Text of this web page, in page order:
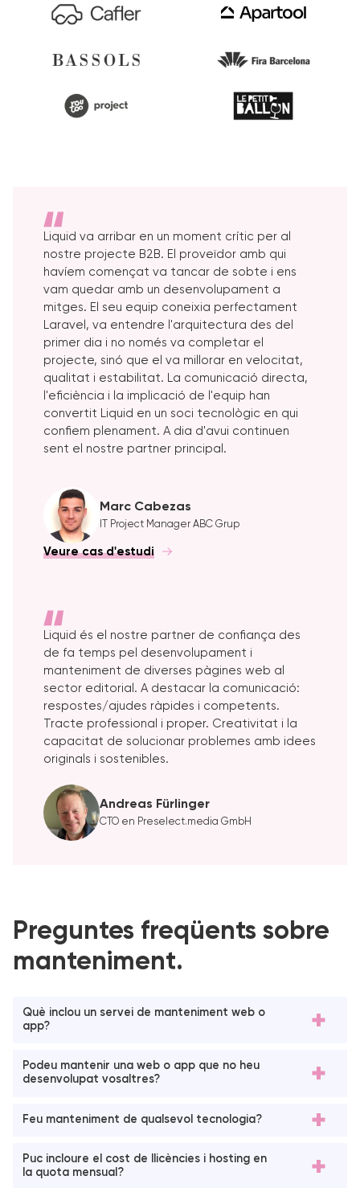
Liquid va arribar en un moment crític per al
nostre projecte B2B. El proveïdor amb qui
havíem començat va tancar de sobte i ens
vam quedar amb un desenvolupament a
mitges. El seu equip coneixia perfectament
Laravel, va entendre l'arquitectura des del
primer dia i no només va completar el
projecte, sinó que el va millorar en velocitat,
qualitat i estabilitat. La comunicació directa,
l'eficiència i la implicació de l'equip han
convertit Liquid en un soci tecnològic en qui
confiem plenament. A dia d'avui continuen
sent el nostre partner principal.
Marc Cabezas
IT Project Manager ABC Grup
Veure cas d'estudi
Liquid és el nostre partner de confiança des
de fa temps pel desenvolupament i
manteniment de diverses pàgines web al
sector editorial. A destacar la comunicació:
respostes/ajudes ràpides i competents.
Tracte professional i proper. Creativitat i la
capacitat de solucionar problemes amb idees
originals i sostenibles.
Andreas Fürlinger
CTO en Preselect.media GmbH
Preguntes freqüents sobre
manteniment.
Què inclou un servei de manteniment web o
app?
Podeu mantenir una web o app que no heu
desenvolupat vosaltres?
Feu manteniment de qualsevol tecnologia?
Puc incloure el cost de llicències i hosting en
la quota mensual?